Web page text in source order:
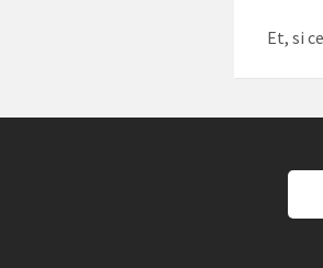
Et, si